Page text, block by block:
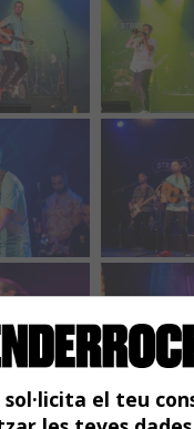
sol·licita el teu